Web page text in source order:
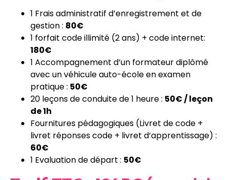
1 Frais administratif d’enregistrement et de
gestion : 80€
1 forfait code illimité (2 ans) + code internet:
180€
1 Accompagnement d’un formateur diplômé
avec un véhicule auto-école en examen
pratique : 50€
20 leçons de conduite de 1 heure : 50€ / leçon
de 1h
Fournitures pédagogiques (Livret de code +
livret réponses code + livret d’apprentissage) :
60€
1 Evaluation de départ : 50€